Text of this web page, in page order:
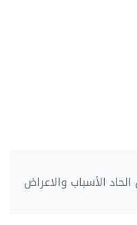
الأسباب والاعراض